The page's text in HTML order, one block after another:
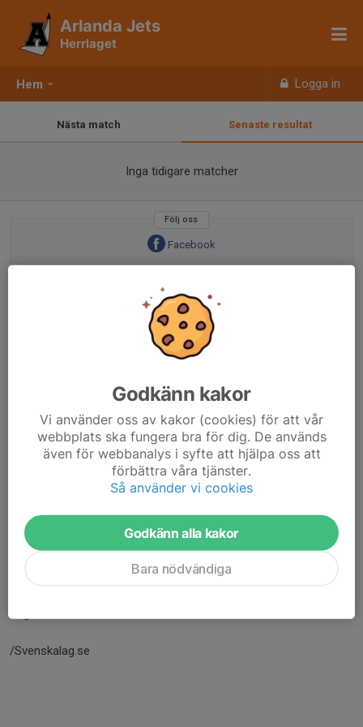
Hem Logga in
Arlanda Jets
Herrlaget
Nästa match Senaste resultat
Inga tidigare matcher
Följ oss
Facebook
Välkommen till er nya hemsida!
Här hamnar automatiskt de senaste nyheterna på hemsidan. För
/Svenskalag.se
Godkänn kakor
Vi använder oss av kakor (cookies) för att vår
webbplats ska fungera bra för dig. De används
även för webbanalys i syfte att hjälpa oss att
förbättra våra tjänster.
Så använder vi cookies
Godkänn alla kakor
Bara nödvändiga